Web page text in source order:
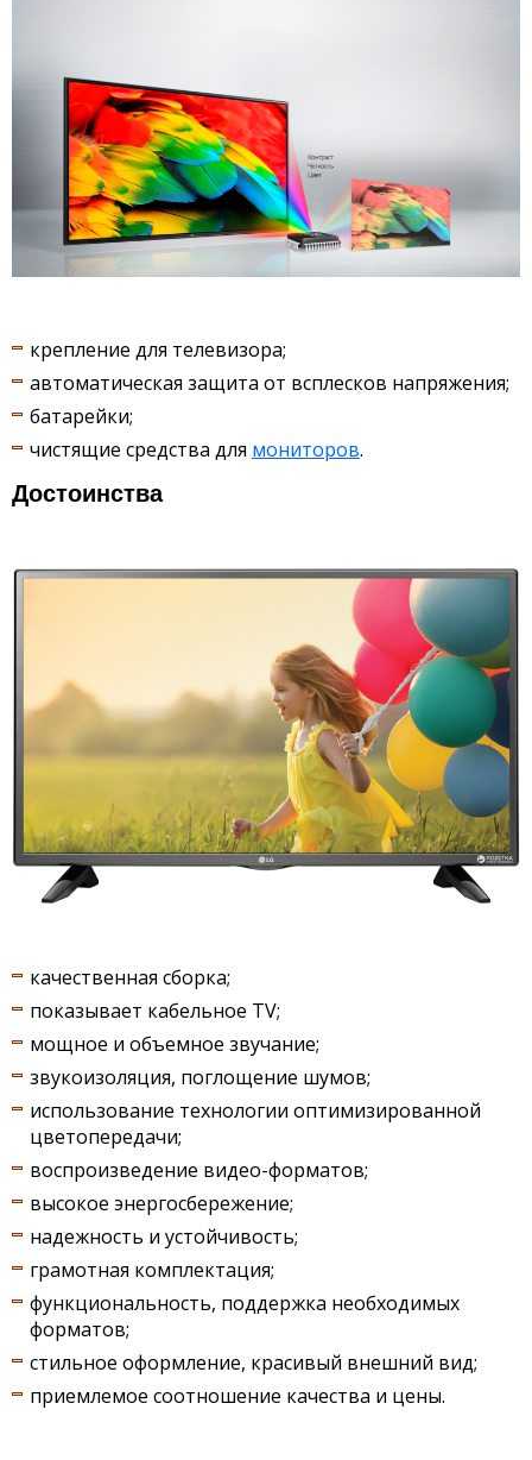
крепление для телевизора;
автоматическая защита от всплесков напряжения;
батарейки;
чистящие средства для мониторов.
Достоинства
качественная сборка;
показывает кабельное ТV;
мощное и объемное звучание;
звукоизоляция, поглощение шумов;
использование технологии оптимизированной
цветопередачи;
воспроизведение видео-форматов;
высокое энергосбережение;
надежность и устойчивость;
грамотная комплектация;
функциональность, поддержка необходимых
форматов;
стильное оформление, красивый внешний вид;
приемлемое соотношение качества и цены.